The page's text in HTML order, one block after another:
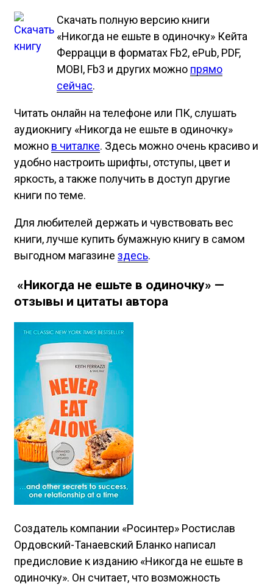
Скачать полную версию книги
«Никогда не ешьте в одиночку» Кейта
Феррацци в форматах Fb2, ePub, PDF,
MOBI, Fb3 и других можно прямо
сейчас.
Читать онлайн на телефоне или ПК, слушать
аудиокнигу «Никогда не ешьте в одиночку»
можно в читалке. Здесь можно очень красиво и
удобно настроить шрифты, отступы, цвет и
яркость, а также получить в доступ другие
книги по теме.
Для любителей держать и чувствовать вес
книги, лучше купить бумажную книгу в самом
выгодном магазине здесь.
«Никогда не ешьте в одиночку» —
отзывы и цитаты автора
Создатель компании «Росинтер» Ростислав
Ордовский-Танаевский Бланко написал
предисловие к изданию «Никогда не ешьте в
одиночку». Он считает, что возможность